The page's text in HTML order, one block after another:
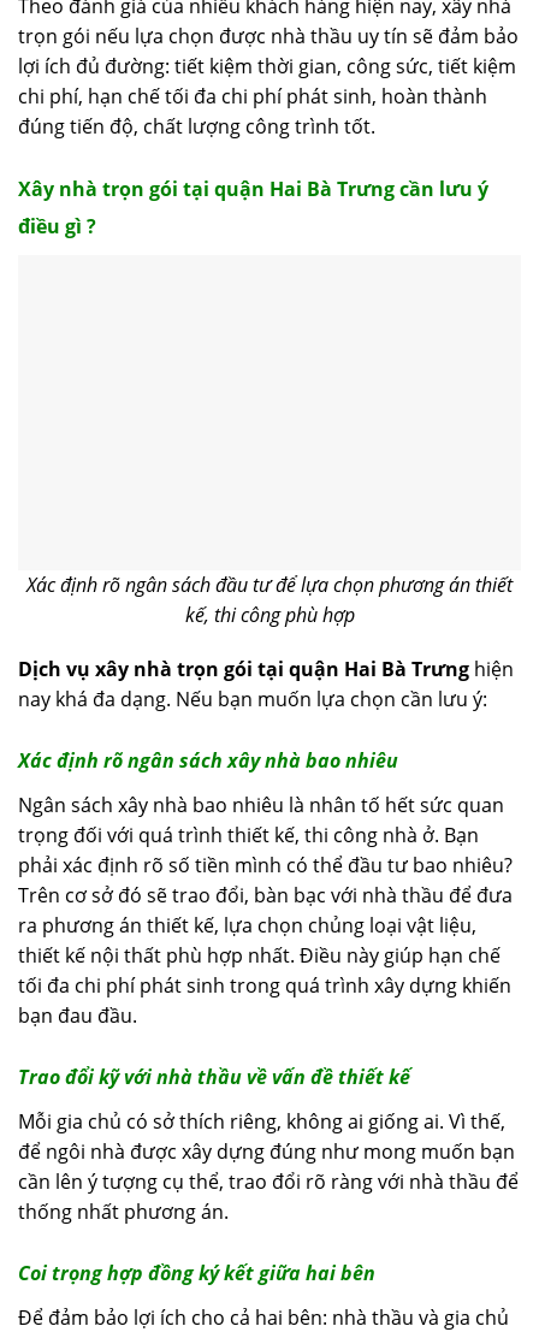
Theo đánh giá của nhiều khách hàng hiện nay, xây nhà
trọn gói nếu lựa chọn được nhà thầu uy tín sẽ đảm bảo
lợi ích đủ đường: tiết kiệm thời gian, công sức, tiết kiệm
chi phí, hạn chế tối đa chi phí phát sinh, hoàn thành
đúng tiến độ, chất lượng công trình tốt.
Xây nhà trọn gói tại quận Hai Bà Trưng cần lưu ý
điều gì ?
Xác định rõ ngân sách đầu tư để lựa chọn phương án thiết
kế, thi công phù hợp
Dịch vụ xây nhà trọn gói tại quận Hai Bà Trưng hiện
nay khá đa dạng. Nếu bạn muốn lựa chọn cần lưu ý:
Xác định rõ ngân sách xây nhà bao nhiêu
Ngân sách xây nhà bao nhiêu là nhân tố hết sức quan
trọng đối với quá trình thiết kế, thi công nhà ở. Bạn
phải xác định rõ số tiền mình có thể đầu tư bao nhiêu?
Trên cơ sở đó sẽ trao đổi, bàn bạc với nhà thầu để đưa
ra phương án thiết kế, lựa chọn chủng loại vật liệu,
thiết kế nội thất phù hợp nhất. Điều này giúp hạn chế
tối đa chi phí phát sinh trong quá trình xây dựng khiến
bạn đau đầu.
Trao đổi kỹ với nhà thầu về vấn đề thiết kế
Mỗi gia chủ có sở thích riêng, không ai giống ai. Vì thế,
để ngôi nhà được xây dựng đúng như mong muốn bạn
cần lên ý tượng cụ thể, trao đổi rõ ràng với nhà thầu để
thống nhất phương án.
Coi trọng hợp đồng ký kết giữa hai bên
Để đảm bảo lợi ích cho cả hai bên: nhà thầu và gia chủ